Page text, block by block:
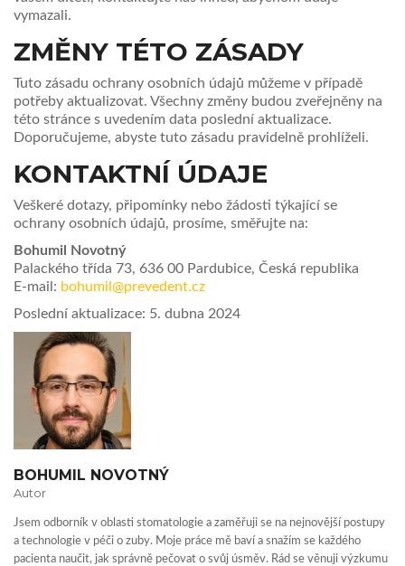
vymazali.
ZMĚNY TÉTO ZÁSADY
Tuto zásadu ochrany osobních údajů můžeme v případě
potřeby aktualizovat. Všechny změny budou zveřejněny na
této stránce s uvedením data poslední aktualizace.
Doporučujeme, abyste tuto zásadu pravidelně prohlíželi.
KONTAKTNÍ ÚDAJE
Veškeré dotazy, připomínky nebo žádosti týkající se
ochrany osobních údajů, prosíme, směřujte na:
Bohumil Novotný
Palackého třída 73, 636 00 Pardubice, Česká republika
E-mail: bohumil@prevedent.cz
Poslední aktualizace: 5. dubna 2024
BOHUMIL NOVOTNÝ
Autor
Jsem odborník v oblasti stomatologie a zaměřuji se na nejnovější postupy
a technologie v péči o zuby. Moje práce mě baví a snažím se každého
pacienta naučit, jak správně pečovat o svůj úsměv. Rád se věnuji výzkumu